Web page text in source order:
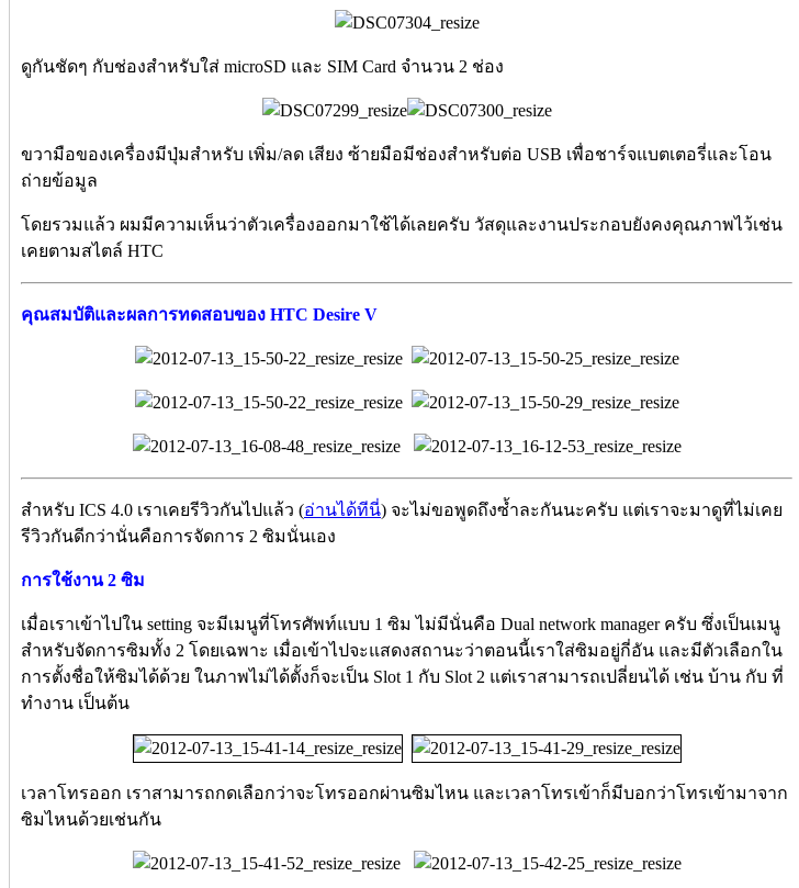
ดูกันชัดๆ กับช่องสำหรับใส่ microSD และ SIM Card จำนวน 2 ช่อง
ขวามือของเครื่องมีปุ่มสำหรับ เพิ่ม/ลด เสียง ซ้ายมือมีช่องสำหรับต่อ USB เพื่อชาร์จแบตเตอรี่และโอน
ถ่ายข้อมูล
โดยรวมแล้ว ผมมีความเห็นว่าตัวเครื่องออกมาใช้ได้เลยครับ วัสดุและงานประกอบยังคงคุณภาพไว้เช่น
เคยตามสไตล์ HTC
คุณสมบัติและผลการทดสอบของ HTC Desire V
สำหรับ ICS 4.0 เราเคยรีวิวกันไปแล้ว (อ่านได้ทีนี่) จะไม่ขอพูดถึงซ้ำละกันนะครับ แต่เราจะมาดูที่ไม่เคย
รีวิวกันดีกว่านั่นคือการจัดการ 2 ซิมนั่นเอง
การใช้งาน 2 ซิม
เมื่อเราเข้าไปใน setting จะมีเมนูที่โทรศัพท์แบบ 1 ซิม ไม่มีนั่นคือ Dual network manager ครับ ซึ่งเป็นเมนู
สำหรับจัดการซิมทั้ง 2 โดยเฉพาะ เมื่อเข้าไปจะแสดงสถานะว่าตอนนี้เราใส่ซิมอยู่กี่อัน และมีตัวเลือกใน
การตั้งชื่อให้ซิมได้ด้วย ในภาพไม่ได้ตั้งก็จะเป็น Slot 1 กับ Slot 2 แต่เราสามารถเปลี่ยนได้ เช่น บ้าน กับ ที่
ทำงาน เป็นต้น
เวลาโทรออก เราสามารถกดเลือกว่าจะโทรออกผ่านซิมไหน และเวลาโทรเข้าก็มีบอกว่าโทรเข้ามาจาก
ซิมไหนด้วยเช่นกัน